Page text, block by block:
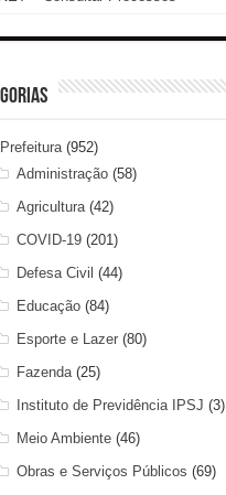
Prefeitura(952)
Administração(58)
Agricultura(42)
COVID-19(201)
Defesa Civil (44)
Educação(84)
Esporte e Lazer(80)
Fazenda(25)
Instituto de Previdência IPSJ (3)
Meio Ambiente(46)
Obras e Serviços Públicos (69)